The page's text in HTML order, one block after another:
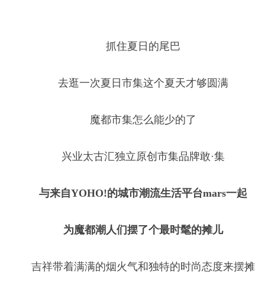
抓住夏日的尾巴
去逛一次夏日市集这个夏天才够圆满
魔都市集怎么能少的了
兴业太古汇独立原创市集品牌敢·集
与来自YOHO!的城市潮流生活平台mars一起
为魔都潮人们摆了个最时髦的摊儿
吉祥带着满满的烟火气和独特的时尚态度来摆摊